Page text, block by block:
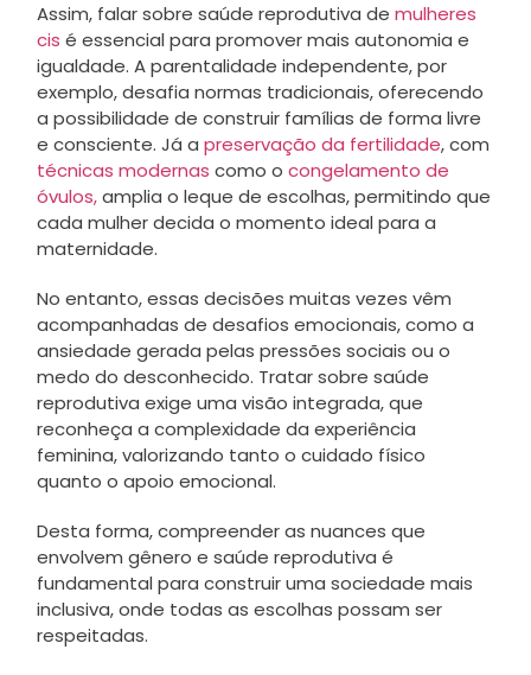
Assim, falar sobre saúde reprodutiva de mulheres
cis é essencial para promover mais autonomia e
igualdade. A parentalidade independente, por
exemplo, desafia normas tradicionais, oferecendo
a possibilidade de construir famílias de forma livre
e consciente. Já a preservação da fertilidade, com
técnicas modernas como o congelamento de
óvulos,amplia o leque de escolhas, permitindo que
cada mulher decida o momento ideal para a
maternidade.
No entanto, essas decisões muitas vezes vêm
acompanhadas de desafios emocionais, como a
ansiedade gerada pelas pressões sociais ou o
medo do desconhecido. Tratar sobre saúde
reprodutiva exige uma visão integrada, que
reconheça a complexidade da experiência
feminina, valorizando tanto o cuidado físico
quanto o apoio emocional.
Desta forma, compreender as nuances que
envolvem gênero e saúde reprodutiva é
fundamental para construir uma sociedade mais
inclusiva, onde todas as escolhas possam ser
respeitadas.